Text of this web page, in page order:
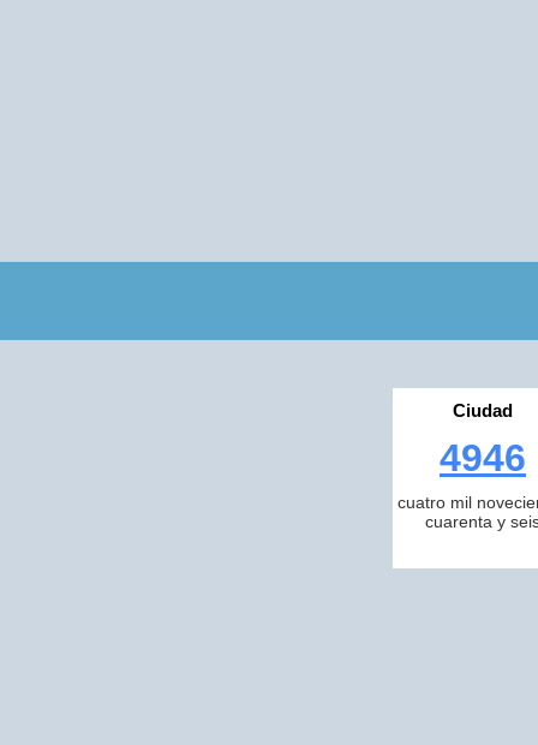
Ciudad
4946
cuatro mil
cuarenta y